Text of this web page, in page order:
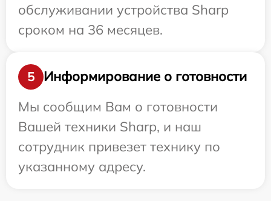
обслуживании устройства Sharp
сроком на 36 месяцев.
5
Информирование о готовности
Мы сообщим Вам о готовности
Вашей техники Sharp, и наш
сотрудник привезет технику по
указанному адресу.